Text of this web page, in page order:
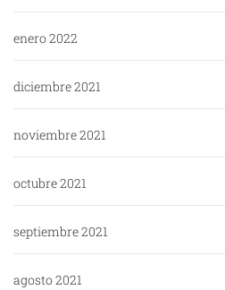
enero 2022
diciembre 2021
noviembre 2021
octubre 2021
septiembre 2021
agosto 2021